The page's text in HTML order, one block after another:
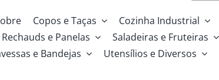
Copos e Taças Cozinha Industrial
Rechauds e Panelas Saladeiras e Fruteiras
e Bandejas
Utensílios e Diversos